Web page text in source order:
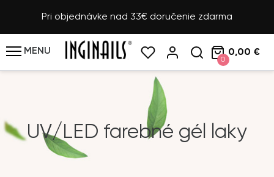
Pri objednávke nad 33€ doručenie zdarma
MENU
0
0,00 €
UV/LED farebné gél laky